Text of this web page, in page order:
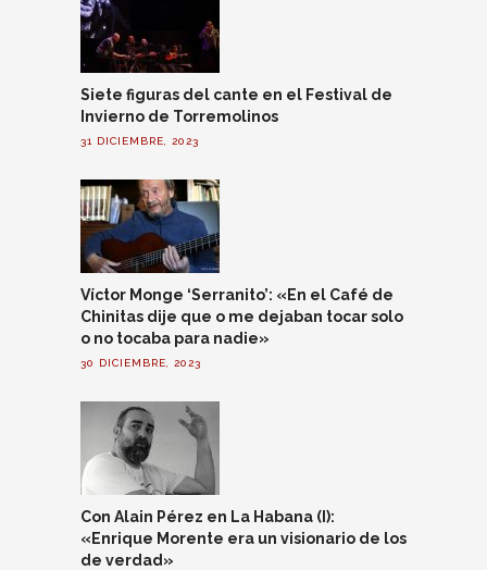
Siete figuras del cante en el Festival de
Invierno de Torremolinos
31 DICIEMBRE, 2023
Víctor Monge ‘Serranito’: «En el Café de
Chinitas dije que o me dejaban tocar solo
o no tocaba para nadie»
30 DICIEMBRE, 2023
Con Alain Pérez en La Habana (I):
«Enrique Morente era un visionario de los
de verdad»